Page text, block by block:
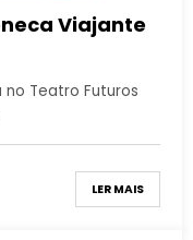
Viajante
Teatro Futuros
LER MAIS